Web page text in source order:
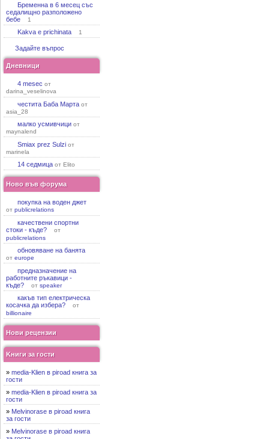
Бременна в 6 месец със
седалищно разположено
бебе
1
Kakva e prichinata 1
Задайте въпрос
Дневници
4 mesec от
darina_veselinova
честита Баба Марта от
asia_28
малко усмивчици от
maynalend
Smiax prez Sulziот
marinela
14 седмица от Elito
Ново във форума
покупка на воден джет
отpublicrelations
качествени спортни
стоки - къде?
от
publicrelations
обновяване на банята
отeurope
предназначение на
работните ръкавици -
къде?
отspeaker
какъв тип електрическа
косачка да избера?
от
billionaire
Нови рецензии
Kниги за гости
»media-Klien в piroad книга за
гости
»media-Klien в piroad книга за
гости
» Melvinorase в piroad книга
за гости
» Melvinorase в piroad книга